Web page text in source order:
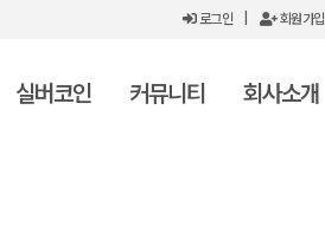
로그인 회원가입
실버코인 커뮤니티 회사소개